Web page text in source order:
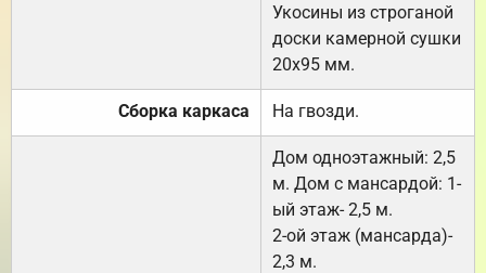
Укосины из строганой
доски камерной сушки
20х95 мм.
Сборка каркаса На гвозди.
Дом одноэтажный: 2,5
м. Дом с мансардой: 1-
ый этаж- 2,5 м.
2-ой этаж (мансарда)-
2,3 м.